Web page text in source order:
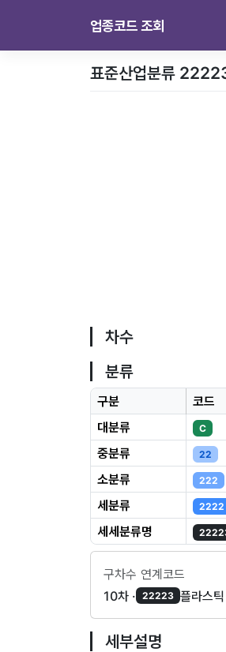
업종코드 조회
표준산업분류
차수
분류
구분 코드
대분류
C
중분류
22
소분류
222
세분류
2222
세세분류명
구차수 연계코드
10차 · 22223 플라스
세부설명